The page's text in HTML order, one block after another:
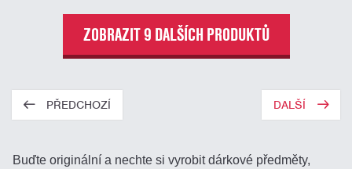
ZOBRAZIT 9 DALŠÍCH PRODUKTŮ
PŘEDCHOZÍ DALŠÍ
Buďte originální a nechte si vyrobit dárkové předměty,